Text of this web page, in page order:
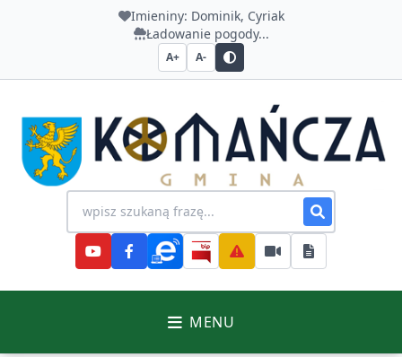
Imieniny: Dominik, Cyriak
Ładowanie pogody...
A+ A-
Urząd Gminy Komańcza
Wyszukiwanie na stronie
MENU